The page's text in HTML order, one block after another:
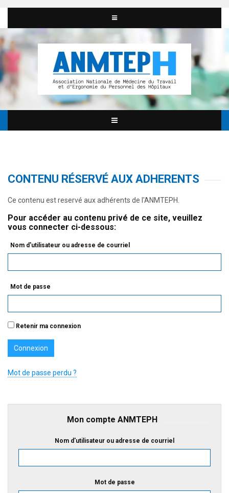
CONTENU RÉSERVÉ AUX ADHERENTS
Ce contenu est reservé aux adhérents de l'ANMTEPH.
Pour accéder au contenu privé de ce site, veuillez
vous connecter ci-dessous:
Nom d'utilisateur ou adresse de courriel
Mot de passe
Retenir ma connexion
Mot de passe perdu ?
Mon compte ANMTEPH
Nom d'utilisateur ou adresse de courriel
Mot de passe